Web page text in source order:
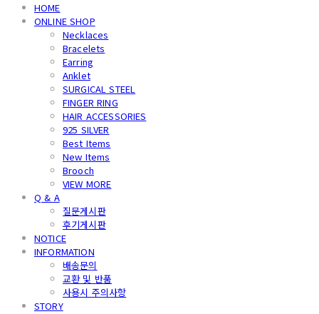
HOME
ONLINE SHOP
Necklaces
Bracelets
Earring
Anklet
SURGICAL STEEL
FINGER RING
HAIR ACCESSORIES
925 SILVER
Best Items
New Items
Brooch
VIEW MORE
Q & A
질문게시판
후기게시판
NOTICE
INFORMATION
배송문의
교환 및 반품
사용시 주의사항
STORY